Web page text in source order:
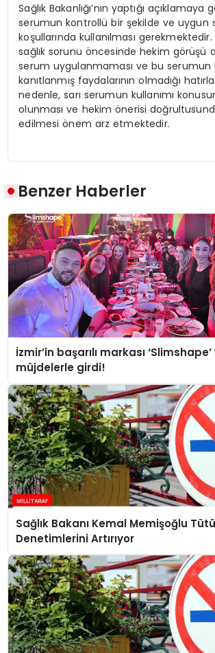
Sağlık Bakanlığı’nın yaptığı açıklamaya
serumun kontrollü bir şekilde ve uygun
koşullarında kullanılması
sağlık sorunu öncesinde hekim görüşü
serum uygulanmaması ve bu serumun
kanıtlanmış faydalarının olmadığı
nedenle, sarı serumun kullanımı
olunması ve hekim önerisi
edilmesi önem arz etmektedir.
Benzer Haberler
İzmir’in başarılı markası
müjdelerle girdi!
Sağlık Bakanı Kemal Memişoğlu
Denetimlerini Artırıyor